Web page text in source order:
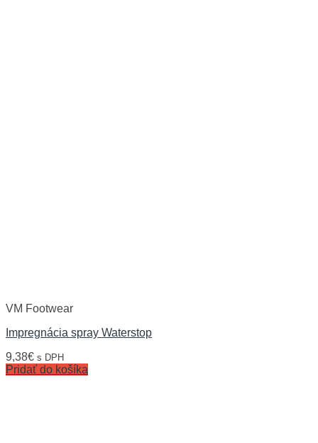
VM Footwear
Impregnácia spray Waterstop
9,38€ s DPH
Pridať do košíka